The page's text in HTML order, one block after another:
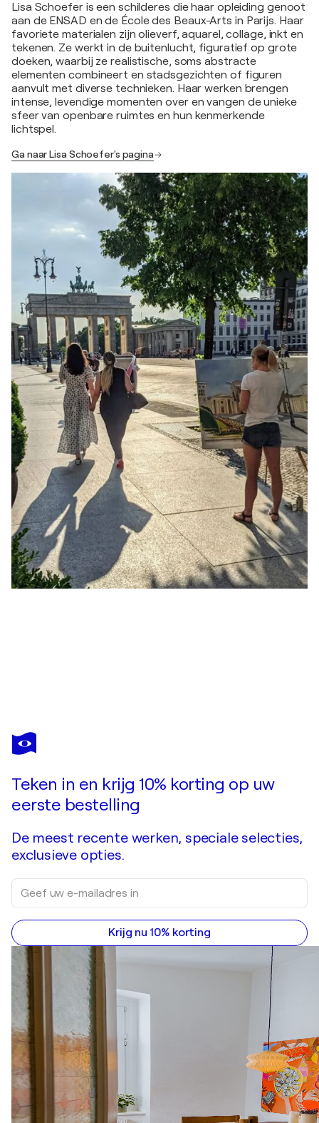
Lisa Schoefer is een schilderes die haar opleiding genoot
aan de ENSAD en de École des Beaux-Arts in Parijs. Haar
favoriete materialen zijn olieverf, aquarel, collage, inkt en
tekenen. Ze werkt in de buitenlucht, figuratief op grote
doeken, waarbij ze realistische, soms abstracte
elementen combineert en stadsgezichten of figuren
aanvult met diverse technieken. Haar werken brengen
intense, levendige momenten over en vangen de unieke
sfeer van openbare ruimtes en hun kenmerkende
lichtspel.
Ga naar Lisa Schoefer's pagina
LISA SCHOEFER
Europarat, Straßburg
Teken in en krijg 10% korting op uw
eerste bestelling
De meest recente werken, speciale selecties,
exclusieve opties.
Krijg nu 10% korting